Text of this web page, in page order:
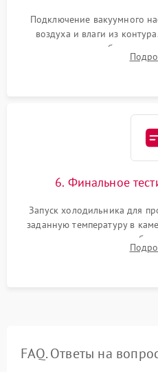
Подключение вакуумного
воздуха и влаги из
дозированным объемом
электронным весам. Контроль
6. Финальное
Запуск холодильника для
заданную температуру в
компрессора, отсутствия
срабатывания системы
FAQ. Ответы на